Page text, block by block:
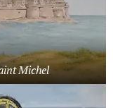
Michel